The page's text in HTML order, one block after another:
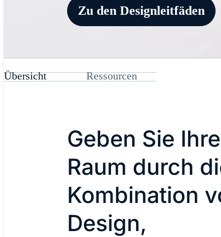
Zu den Designleitfäden
Übersicht Ressourcen
Geben Sie
Raum durch
Kombination
Design,